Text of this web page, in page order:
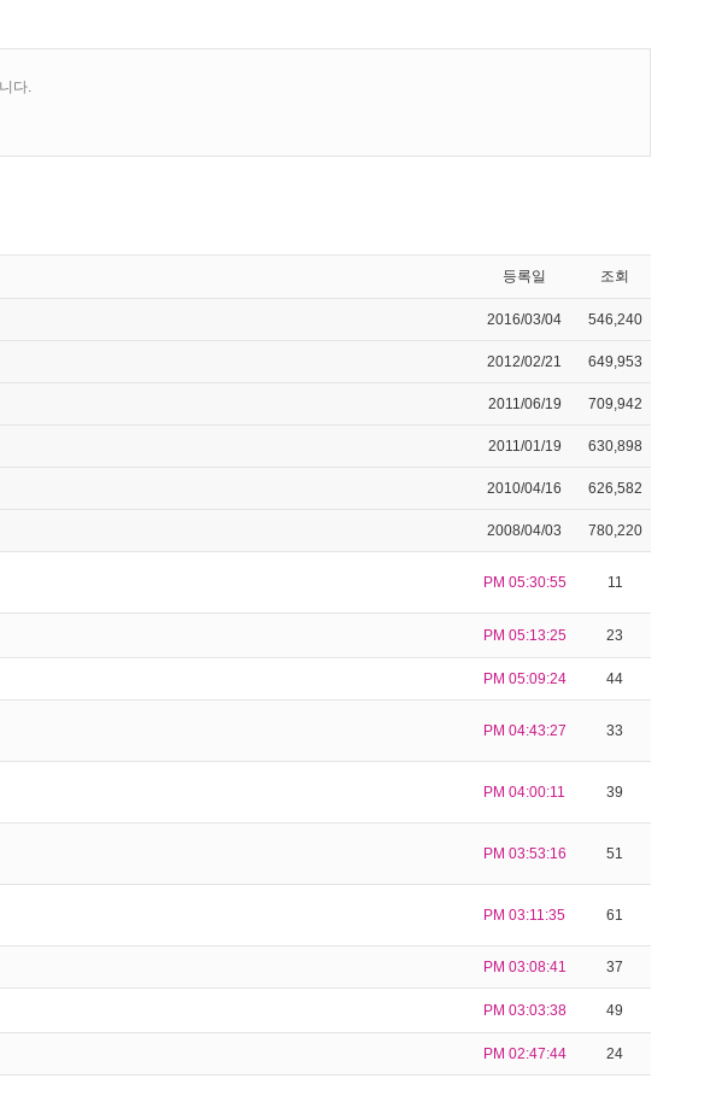
등록일 조회
2016/03/04 546,240
2012/02/21 649,953
2011/06/19 709,942
2011/01/19 630,898
2010/04/16 626,582
2008/04/03 780,220
PM 05:30:55 11
PM 05:13:25 23
PM 05:09:24 44
PM 04:43:27 33
PM 04:00:11 39
PM 03:53:16 51
PM 03:11:35 61
PM 03:08:41 37
PM 03:03:38 49
PM 02:47:44 24